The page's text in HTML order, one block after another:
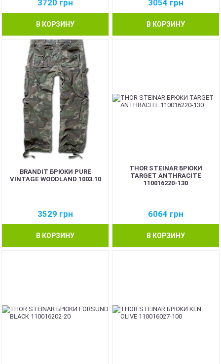
3720 грн
В КОРЗИНУ
3054 грн
В КОРЗИНУ
BRANDIT БРЮКИ PURE
VINTAGE WOODLAND 1003.10
3529 грн
В КОРЗИНУ
THOR STEINAR БРЮКИ
TARGET ANTHRACITE
110016220-130
6064 грн
В КОРЗИНУ